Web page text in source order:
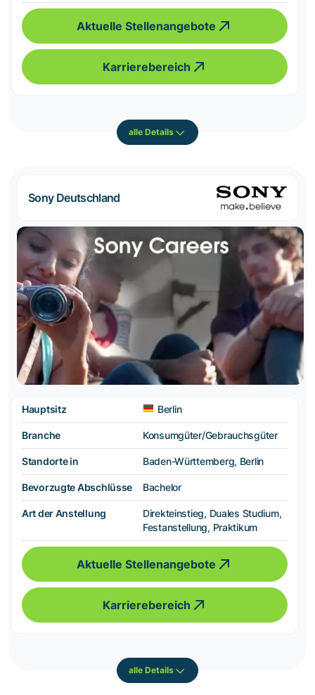
Aktuelle Stellenangebote
Karrierebereich
alle Details
Sony Deutschland
Hauptsitz Berlin
Branche Konsumgüter/Gebrauchsgüter
Standorte in Baden-Württemberg, Berlin
Bevorzugte Abschlüsse Bachelor
Art der Anstellung
Direkteinstieg, Duales Studium,
Festanstellung, Praktikum
Aktuelle Stellenangebote
Karrierebereich
alle Details